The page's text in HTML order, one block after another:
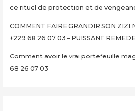
Minutes
+229
26
07
ce rituel de protection et de
COMMENT FAIRE GRANDIR SON ZIZI
+229 68 26 07 03 – PUISSANT
Comment avoir le vrai portefeuille
68 26 07 03